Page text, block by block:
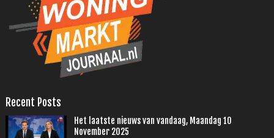
Recent Posts
Het laatste nieuws van vandaag, Maandag 10
November 2025